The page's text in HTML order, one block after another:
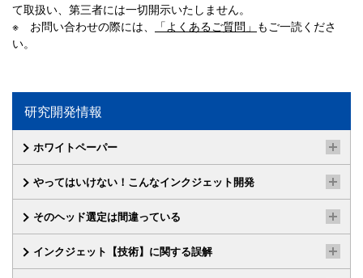
て取扱い、第三者には一切開示いたしません。
※ お問い合わせの際には、
「よくあるご質問」 もご一読くださ
い。
研究開発情報
ホワイトペーパー
やってはいけない！こんなインクジェット開発
そのヘッド選定は間違っている
インクジェット【技術】に関する誤解